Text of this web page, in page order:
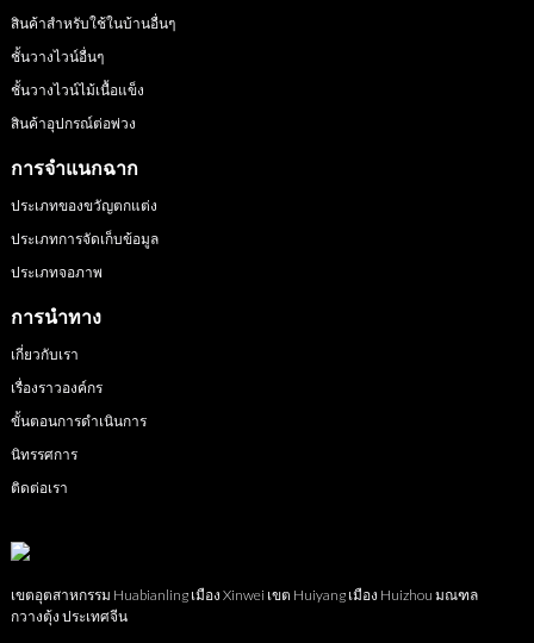
สินค้าสำหรับใช้ในบ้านอื่นๆ
ชั้นวางไวน์อื่นๆ
ชั้นวางไวน์ไม้เนื้อแข็ง
สินค้าอุปกรณ์ต่อพ่วง
การจำแนกฉาก
ประเภทของขวัญตกแต่ง
ประเภทการจัดเก็บข้อมูล
ประเภทจอภาพ
การนำทาง
เกี่ยวกับเรา
เรื่องราวองค์กร
ขั้นตอนการดำเนินการ
นิทรรศการ
ติดต่อเรา
เขตอุตสาหกรรม Huabianling เมือง Xinwei เขต Huiyang เมือง Huizhou มณฑล
กวางตุ้ง ประเทศจีน